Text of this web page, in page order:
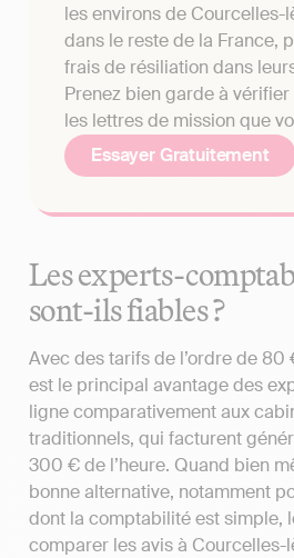
les environs de Courcelles-
dans le reste de la France,
frais de résiliation dans
Prenez bien garde à
les lettres de mission que
Essayer Gratuitement
Les experts-
sont-ils fiables ?
Avec des tarifs de l’ordre de 80
est le principal avantage des
ligne comparativement aux
traditionnels, qui facturent
300 € de l’heure. Quand bien
bonne alternative, notamment
dont la comptabilité est simple,
comparer les avis à Courcelles-